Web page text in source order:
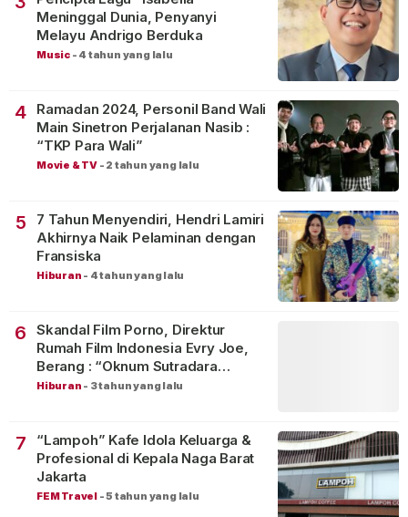
Meninggal Dunia, Penyanyi
Melayu Andrigo Berduka
Music - 4 tahun yang lalu
4
Ramadan 2024, Personil Band Wali
Main Sinetron Perjalanan Nasib :
“TKP Para Wali”
Movie & TV - 2 tahun yang lalu
5
7 Tahun Menyendiri, Hendri Lamiri
Akhirnya Naik Pelaminan dengan
Fransiska
Hiburan - 4 tahun yang lalu
6
Skandal Film Porno, Direktur
Rumah Film Indonesia Evry Joe,
Berang : “Oknum Sutradara
Merusak Perfilman Indonesia”!
Hiburan - 3 tahun yang lalu
7
“Lampoh” Kafe Idola Keluarga &
Profesional di Kepala Naga Barat
Jakarta
FEM Travel -5 tahun yang lalu